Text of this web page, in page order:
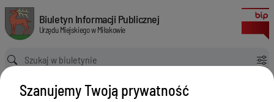
Imienny wykaz głosowania radnych Rady Miejskiej w Miłakowie na
Biuletyn Informacji Publicznej Urzędu Miejskiego w Miłakowie
Biuletyn Informacji Publicznej
Urzędu Miejskiego w Miłakowie
Ścieżka powrotu
Strona główna
Rada Miejska
Rada Miejska - Imienne wykazy głosowań radnych Rady Miejskiej w
Szanujemy Twoją prywatność